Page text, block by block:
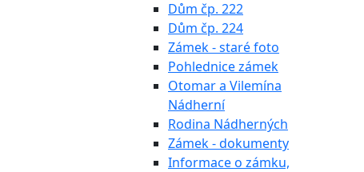
Dům čp. 222
Dům čp. 224
Zámek - staré foto
Pohlednice zámek
Otomar a Vilemína
Nádherní
Rodina Nádherných
Zámek - dokumenty
Informace o zámku,